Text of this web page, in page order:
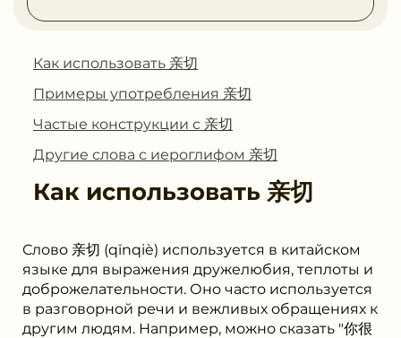
Как использовать 亲切
Примеры употребления 亲切
Частые конструкции с 亲切
Другие слова с иероглифом 亲切
Как использовать 亲切
Слово 亲切 (qīnqiè) используется в китайском
языке для выражения дружелюбия, теплоты и
доброжелательности. Оно часто используется
в разговорной речи и вежливых обращениях к
другим людям. Например, можно сказать "你很